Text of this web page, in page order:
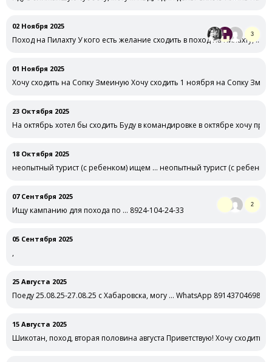
02 Ноября 2025
Поход на Пилахту У кого есть желание сходить в поход на Пилахту, …
3
01 Ноября 2025
Хочу сходить на Сопку Змеиную Хочу сходить 1 ноября на Сопку
23 Октября 2025
На октябрь хотел бы сходить Буду в командировке в октябре хочу
18 Октября 2025
неопытный турист (с ребенком) ищем … неопытный турист (с
07 Сентября 2025
Ищу кампанию для похода по … 8924-104-24-33
2
05 Сентября 2025
,
25 Августа 2025
Поеду 25.08.25-27.08.25 с Хабаровска, могу … WhatsApp 89143704698
15 Августа 2025
Шикотан, поход, вторая половина августа Приветствую! Хочу сходить